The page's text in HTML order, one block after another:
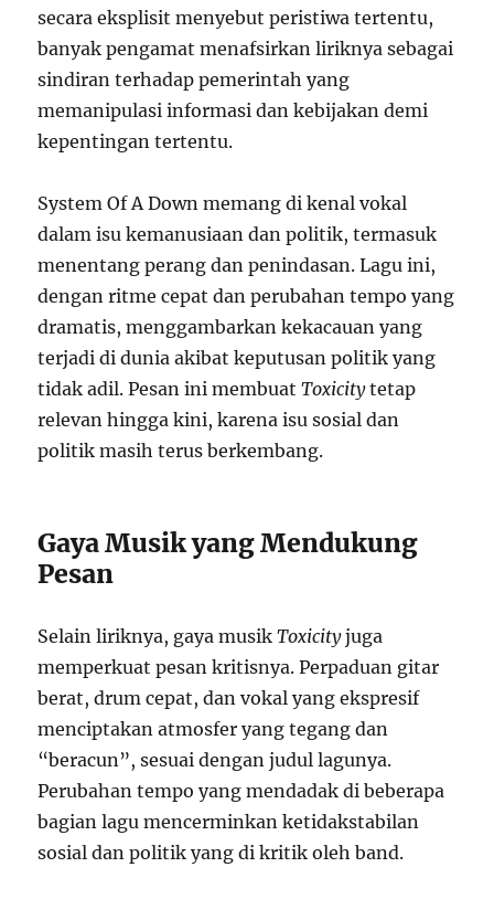
secara eksplisit menyebut peristiwa tertentu,
banyak pengamat menafsirkan liriknya sebagai
sindiran terhadap pemerintah yang
memanipulasi informasi dan kebijakan demi
kepentingan tertentu.
System Of A Down memang di kenal vokal
dalam isu kemanusiaan dan politik, termasuk
menentang perang dan penindasan. Lagu ini,
dengan ritme cepat dan perubahan tempo yang
dramatis, menggambarkan kekacauan yang
terjadi di dunia akibat keputusan politik yang
tidak adil. Pesan ini membuatToxicitytetap
relevan hingga kini, karena isu sosial dan
politik masih terus berkembang.
Gaya Musik yang Mendukung
Pesan
Selain liriknya, gaya musikToxicityjuga
memperkuat pesan kritisnya. Perpaduan gitar
berat, drum cepat, dan vokal yang ekspresif
menciptakan atmosfer yang tegang dan
“beracun”, sesuai dengan judul lagunya.
Perubahan tempo yang mendadak di beberapa
bagian lagu mencerminkan ketidakstabilan
sosial dan politik yang di kritik oleh band.